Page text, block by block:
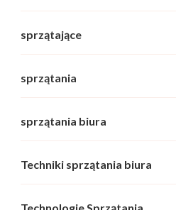
sprzątające
sprzątania
sprzątania biura
Techniki sprzątania biura